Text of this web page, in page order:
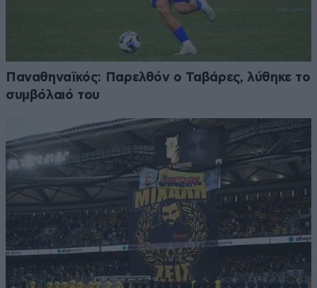
Παναθηναϊκός: Παρελθόν ο Ταβάρες, λύθηκε το
συμβόλαιό του